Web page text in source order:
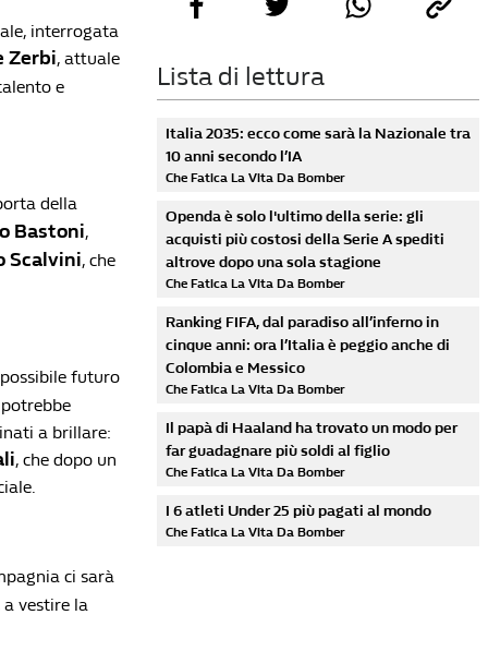
interrogata
Zerbi, attuale
e
della
Bastoni,
Scalvini, che
futuro
a brillare:
, che dopo un
ci sarà
a vestire la
Lista di lettura
Italia 2035: ecco come sarà la Nazionale tra
10 anni secondo l’IA
Che Fatica La Vita Da Bomber
Openda è solo l'ultimo della serie: gli
acquisti più costosi della Serie A spediti
altrove dopo una sola stagione
Che Fatica La Vita Da Bomber
Ranking FIFA, dal paradiso all’inferno in
cinque anni: ora l’Italia è peggio anche di
Colombia e Messico
Che Fatica La Vita Da Bomber
Il papà di Haaland ha trovato un modo per
far guadagnare più soldi al figlio
Che Fatica La Vita Da Bomber
I 6 atleti Under 25 più pagati al mondo
Che Fatica La Vita Da Bomber